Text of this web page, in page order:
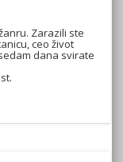
Zarazili ste
ceo život
dana svirate